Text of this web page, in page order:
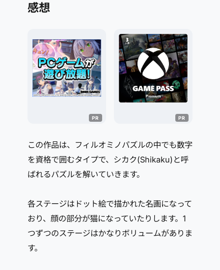
感想
この作品は、フィルオミノパズルの中でも数字
を資格で囲むタイプで、シカク(Shikaku)と呼
ばれるパズルを解いていきます。
各ステージはドット絵で描かれた名画になって
おり、顔の部分が猫になっていたりします。1
つずつのステージはかなりボリュームがありま
す。